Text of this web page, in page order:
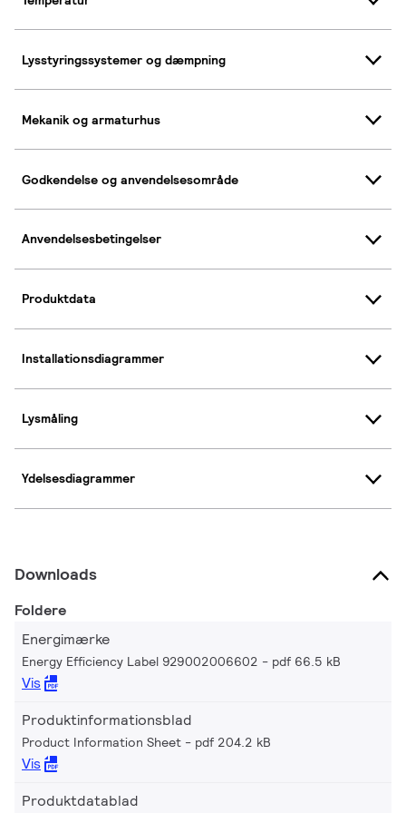
Lysstyringssystemer og dæmpning
Mekanik og armaturhus
Godkendelse og anvendelsesområde
Anvendelsesbetingelser
Produktdata
Installationsdiagrammer
Lysmåling
Ydelsesdiagrammer
Downloads
Foldere
Energimærke
Energy Efficiency Label 929002006602 pdf 66.5 kB
Vis
Produktinformationsblad
Product Information Sheet pdf 204.2 kB
Vis
Produktdatablad